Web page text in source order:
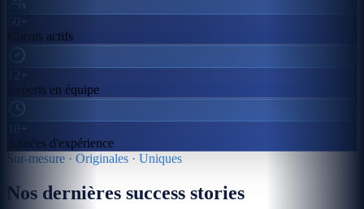
50+
Clients actifs
12+
Experts en équipe
10+
Années d'expérience
Sur-mesure · Originales · Uniques
Nos dernières success stories